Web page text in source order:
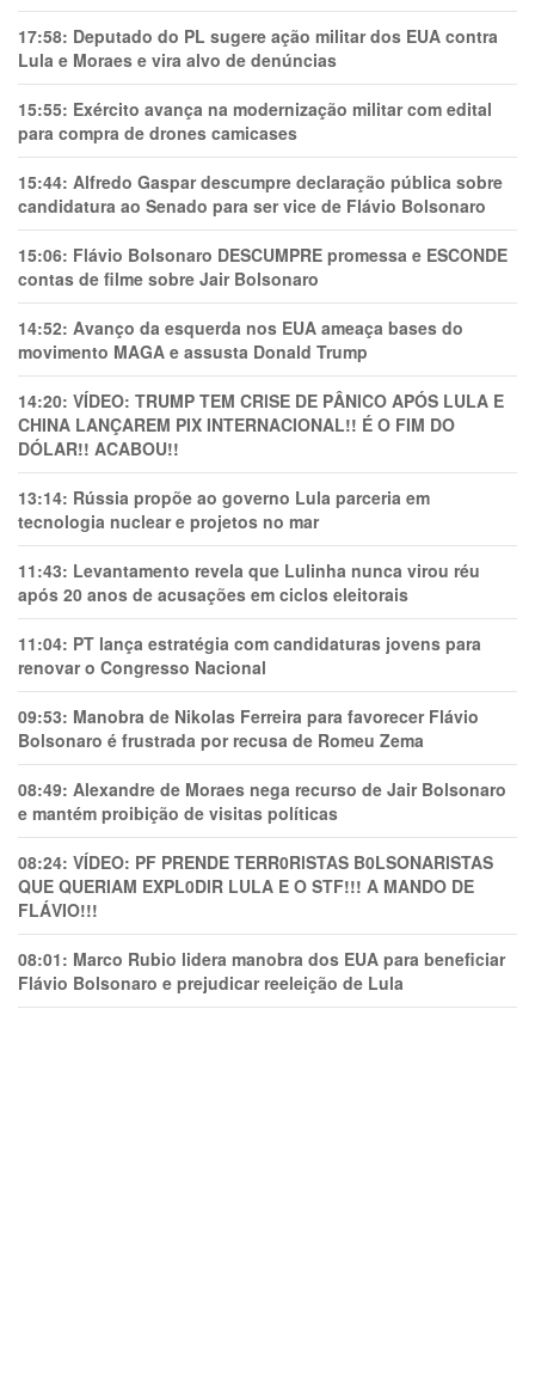
17:58: Deputado do PL sugere ação militar dos EUA contra
Lula e Moraes e vira alvo de denúncias
15:55: Exército avança na modernização militar com edital
para compra de drones camicases
15:44: Alfredo Gaspar descumpre declaração pública sobre
candidatura ao Senado para ser vice de Flávio Bolsonaro
15:06: Flávio Bolsonaro DESCUMPRE promessa e ESCONDE
contas de filme sobre Jair Bolsonaro
14:52: Avanço da esquerda nos EUA ameaça bases do
movimento MAGA e assusta Donald Trump
14:20: VÍDEO: TRUMP TEM CRlSE DE PÂNlCO APÓS LULA E
CHINA LANÇAREM PIX INTERNACIONAL!! É O FIM DO
DÓLAR!! ACABOU!!
13:14: Rússia propõe ao governo Lula parceria em
tecnologia nuclear e projetos no mar
11:43: Levantamento revela que Lulinha nunca virou réu
após 20 anos de acusações em ciclos eleitorais
11:04: PT lança estratégia com candidaturas jovens para
renovar o Congresso Nacional
09:53: Manobra de Nikolas Ferreira para favorecer Flávio
Bolsonaro é frustrada por recusa de Romeu Zema
08:49: Alexandre de Moraes nega recurso de Jair Bolsonaro
e mantém proibição de visitas políticas
08:24: VÍDEO: PF PRENDE TERR0RlSTAS B0LSONARlSTAS
QUE QUERIAM EXPL0DlR LULA E O STF!!! A MANDO DE
FLÁVIO!!!
08:01: Marco Rubio lidera manobra dos EUA para beneficiar
Flávio Bolsonaro e prejudicar reeleição de Lula